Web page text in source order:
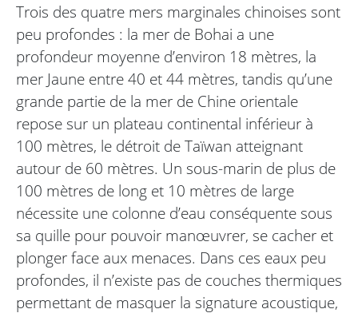
Trois des quatre mers marginales chinoises sont
peu profondes : la mer de Bohai a une
profondeur moyenne d’environ 18 mètres, la
mer Jaune entre 40 et 44 mètres, tandis qu’une
grande partie de la mer de Chine orientale
repose sur un plateau continental inférieur à
100 mètres, le détroit de Taïwan atteignant
autour de 60 mètres. Un sous-marin de plus de
100 mètres de long et 10 mètres de large
nécessite une colonne d’eau conséquente sous
sa quille pour pouvoir manœuvrer, se cacher et
plonger face aux menaces. Dans ces eaux peu
profondes, il n’existe pas de couches thermiques
permettant de masquer la signature acoustique,